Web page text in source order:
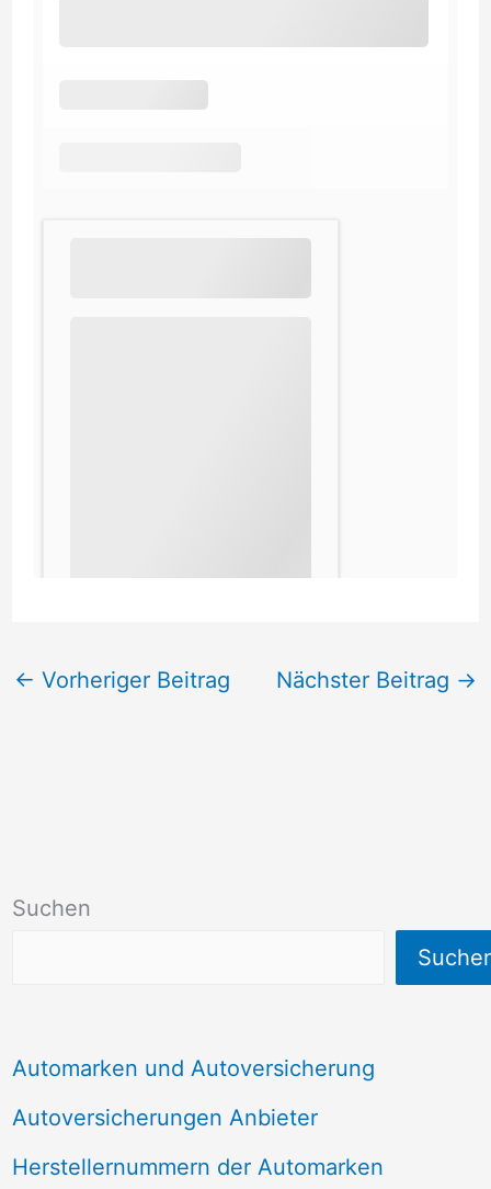
Suchen
Automarken und Autoversicherung
Autoversicherungen Anbieter
Herstellernummern der Automarken
← Vorheriger Beitrag Nächster Beitrag →